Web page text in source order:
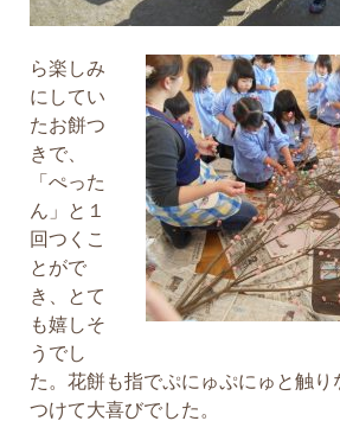
ら楽しみ
にしてい
たお餅つ
きで、
「ぺった
ん」と１
回つくこ
とがで
き、とて
も嬉しそ
うでし
た。花餅も指でぷにゅぷにゅと触り
つけて大喜びでした。